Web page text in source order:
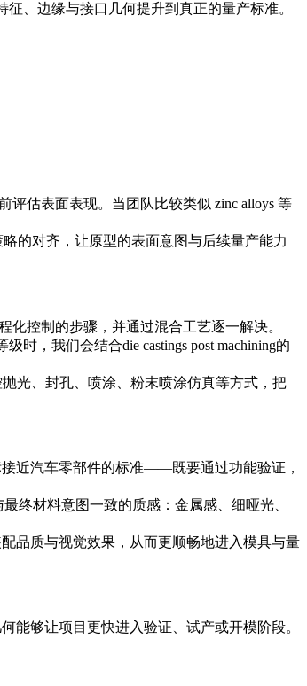
、边缘与接口几何提升到真正的量产标准。
评估表面表现。当团队比较类似 zinc alloys 等
的对齐，让原型的表面意图与后续量产能力
控制的步骤，并通过混合工艺逐一解决。
级时，我们会结合die castings post machining的
光、封孔、喷涂、粉末喷涂仿真等方式，把
近汽车零部件的标准——既要通过功能验证，
终材料意图一致的质感：金属感、细哑光、
品质与视觉效果，从而更顺畅地进入模具与量
够让项目更快进入验证、试产或开模阶段。